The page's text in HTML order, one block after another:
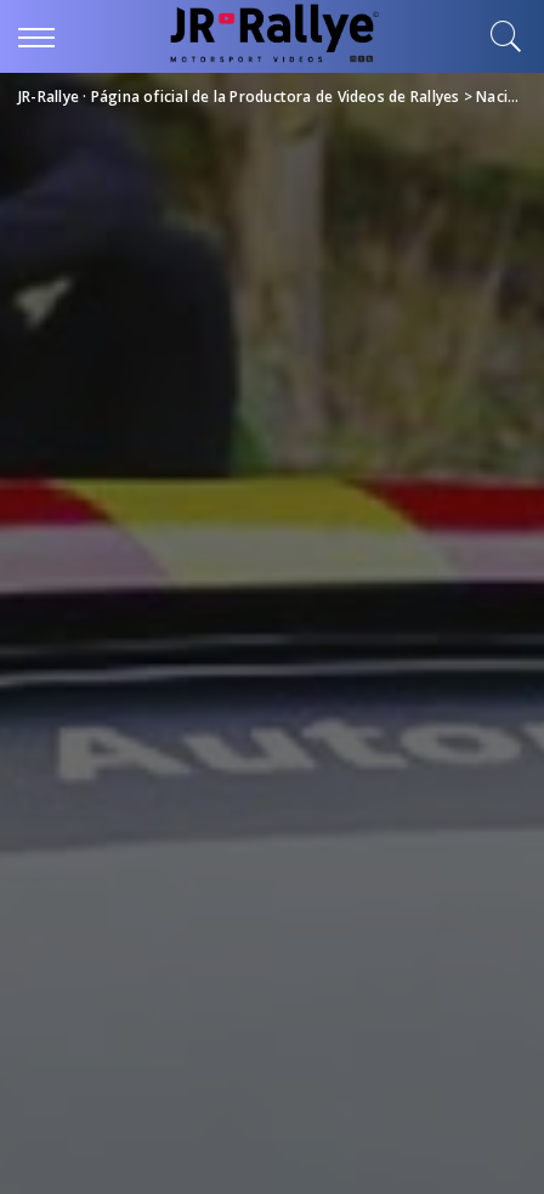
JR-Rallye · Página oficial de la Productora de Videos de Rallyes >Nacional